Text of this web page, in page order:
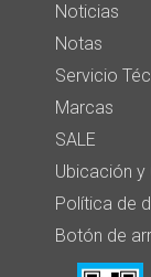
Noticias
Notas
Servicio
Marcas
SALE
Ubicación
Política de
Botón de